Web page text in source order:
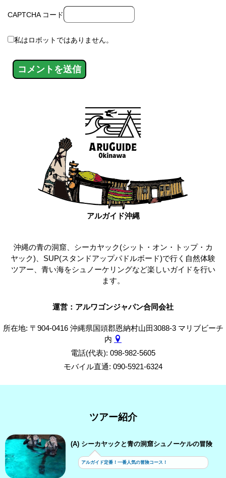
CAPTCHA コード
私はロボットではありません。
アルガイド沖縄
沖縄の青の洞窟、シーカヤック(シット・オン・トップ・カ
ヤック)、SUP(スタンドアップパドルボード)で行く自然体験
ツアー、青い海をシュノーケリングなど楽しいガイドを行い
ます。
運営：アルワゴンジャパン合同会社
所在地: 〒904-0416 沖縄県国頭郡恩納村山田3088-3 マリブビーチ
内
電話(代表): 098-982-5605
モバイル直通: 090-5921-6324
ツアー紹介
(A) シーカヤックと青の洞窟シュノーケルの冒険
アルガイド定番！一番人気の冒険コース！